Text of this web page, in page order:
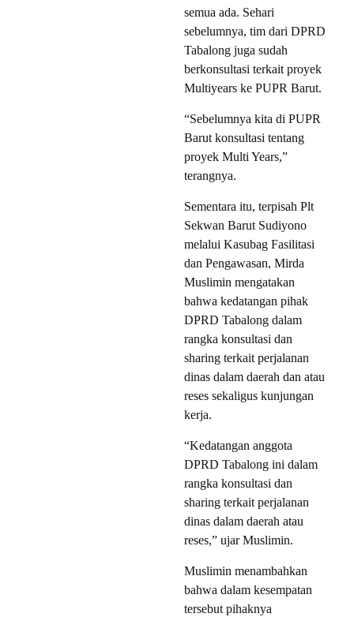
semua ada. Sehari
sebelumnya, tim dari DPRD
Tabalong juga sudah
berkonsultasi terkait proyek
Multiyears ke PUPR Barut.
“Sebelumnya kita di PUPR
Barut konsultasi tentang
proyek Multi Years,”
terangnya.
Sementara itu, terpisah Plt
Sekwan Barut Sudiyono
melalui Kasubag Fasilitasi
dan Pengawasan, Mirda
Muslimin mengatakan
bahwa kedatangan pihak
DPRD Tabalong dalam
rangka konsultasi dan
sharing terkait perjalanan
dinas dalam daerah dan atau
reses sekaligus kunjungan
kerja.
“Kedatangan anggota
DPRD Tabalong ini dalam
rangka konsultasi dan
sharing terkait perjalanan
dinas dalam daerah atau
reses,” ujar Muslimin.
Muslimin menambahkan
bahwa dalam kesempatan
tersebut pihaknya